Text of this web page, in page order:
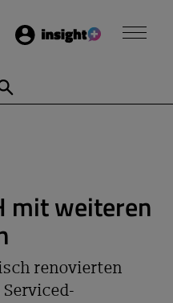
Login
mit weiteren
renovierten